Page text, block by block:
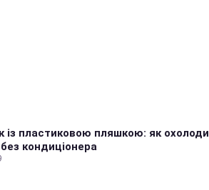
із пластиковою пляшкою: як
кондиціонера